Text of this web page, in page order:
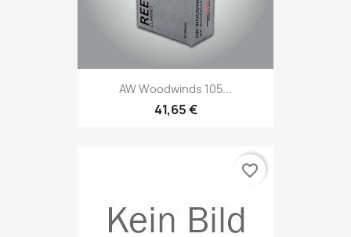
AW Woodwinds 105...
41,65 €
favorite_border